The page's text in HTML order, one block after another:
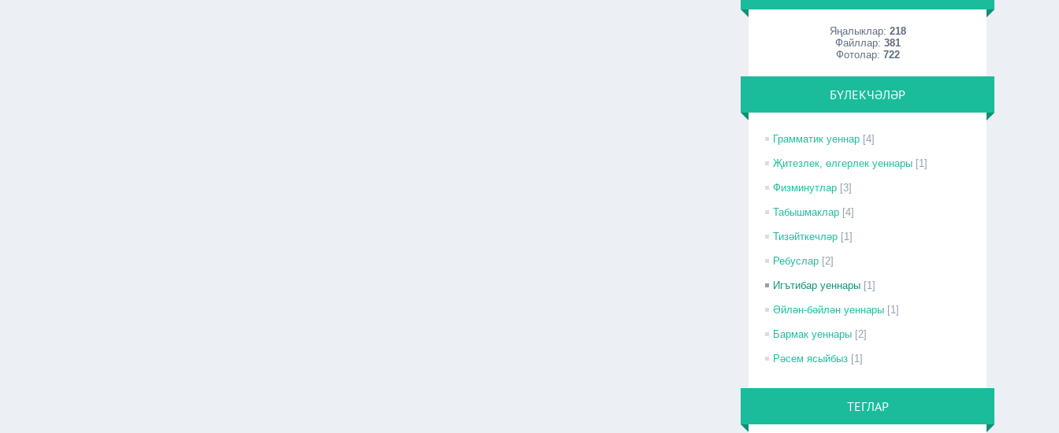
Яңалыклар: 218
Файллар: 381
Фотолар: 722
БҮЛЕКЧӘЛӘР
Грамматик уеннар [4]
Җитезлек, өлгерлек уеннары [1]
Физминутлар [3]
Табышмаклар [4]
Тизәйткечләр [1]
Ребуслар [2]
Игътибар уеннары [1]
Әйлән-бәйлән уеннары [1]
Бармак уеннары [2]
Рәсем ясыйбыз [1]
ТЕГЛАР